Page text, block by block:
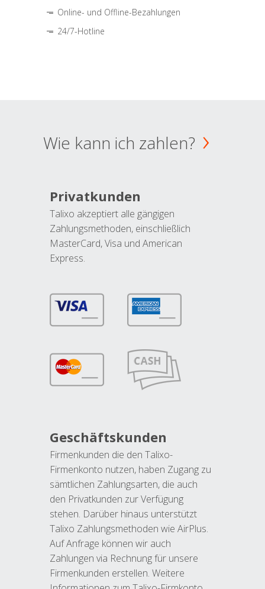
Online- und Offline-Bezahlungen
24/7-Hotline
Wie kann ich zahlen?
Privatkunden
Talixo akzeptiert alle gängigen
Zahlungsmethoden, einschließlich
MasterCard, Visa und American
Express.
Geschäftskunden
Firmenkunden die den Talixo-
Firmenkonto nutzen, haben Zugang zu
sämtlichen Zahlungsarten, die auch
den Privatkunden zur Verfügung
stehen. Darüber hinaus unterstützt
Talixo Zahlungsmethoden wie AirPlus.
Auf Anfrage können wir auch
Zahlungen via Rechnung für unsere
Firmenkunden erstellen. Weitere